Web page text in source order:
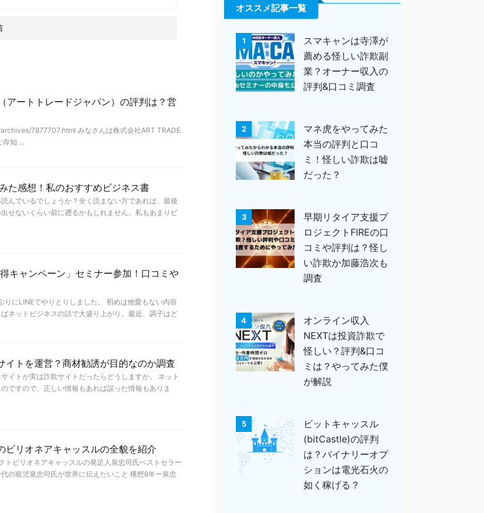
アートトレードジャパン）の評判は？営
7877707.html みなさんは株式会社ART TRADE
存知 ...
た感想！私のおすすめビジネス書
んでいるでしょうか？全く読まない方であれば、最後
せないくらい前に遡るかもしれません。私もあまりビ
キャンペーン」セミナー参加！口コミや
りにLINEでやりとりしました。 初めは他愛もない内容
ネットビジネスの話で大盛り上がり。最近、調子はど
イトを運営？商材勧誘が目的なのか調査
イトが実は詐欺サイトだったらどうしますか。 ネット
ですので、正しい情報もあれば誤った情報もありま
ビリオネアキャッスルの全貌を紹介
トビリオネアキャッスルの発足人泉忠司氏ベストセラー
の寵児泉忠司氏が世界に伝えたいこと 構想8年ー泉忠
オススメ記事一覧
1
スマキャンは寺澤が
薦める怪しい詐欺副
業？オーナー収入の
評判&口コミ調査
2
マネ虎をやってみた
本当の評判と口コ
ミ！怪しい詐欺は嘘
だった？
3
早期リタイア支援プ
ロジェクトFIREの口
コミや評判は？怪し
い詐欺か加藤浩次も
調査
4
オンライン収入
NEXTは投資詐欺で
怪しい？評判&口コ
ミは？やってみた僕
が解説
5
ビットキャッスル
(bitCastle)の評判
は？バイナリーオプ
ションは電光石火の
如く稼げる？